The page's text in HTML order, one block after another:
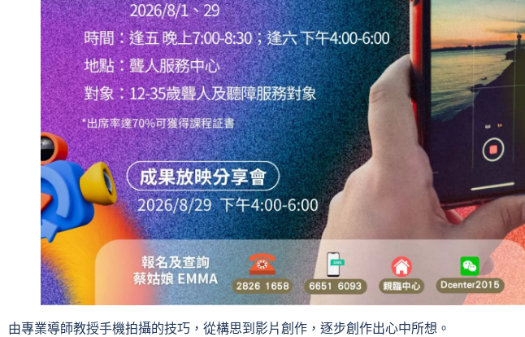
由專業導師教授手機拍攝的技巧，從構思到影片創作，逐步創作出心中所想。